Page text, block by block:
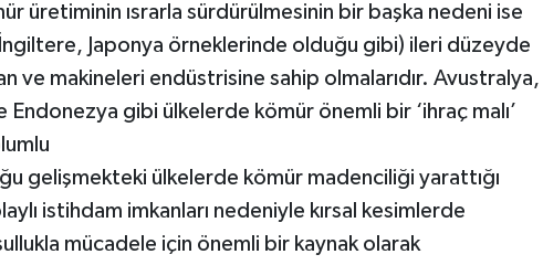
üretiminin ısrarla sürdürülmesinin bir başka nedeni ise
Japonya örneklerinde olduğu gibi) ileri düzeyde
ve makineleri endüstrisine sahip olmalarıdır. Avustralya,
gibi ülkelerde kömür önemli bir ‘ihraç malı’
gelişmekteki ülkelerde kömür madenciliği yarattığı
istihdam imkanları nedeniyle kırsal kesimlerde
mücadele için önemli bir kaynak olarak